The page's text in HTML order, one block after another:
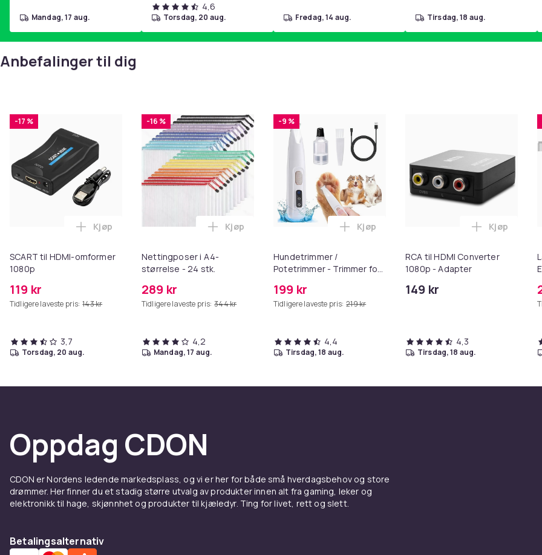
mandag, 17 aug.
4,6
torsdag, 20 aug. fredag, 14 aug. tirsdag, 18 aug.
Anbefalinger til dig
-17 %
SCART til HDMI-omformer
1080p
119 kr
Tidligere laveste pris: 143 kr
Legg SCART til HDMI-omformer 1080p i handlekurven
Kjøp
3,7
torsdag, 20 aug.
-16 %
Nettingposer i A4-
størrelse - 24 stk.
289 kr
Tidligere laveste pris: 344 kr
Legg Nettingposer i A4-størrelse - 24 stk. i handlekurven
Kjøp
4,2
mandag, 17 aug.
-9 %
Hundetrimmer /
Potetrimmer - Trimmer for
199 kr
Tidligere laveste pris: 219 kr
Legg Hundetrimmer / Potetrimmer -
Kjøp
4,4
tirsdag, 18 aug.
RCA til HDMI Converter
1080p - Adapter
149 kr
Legg RCA
Kjøp
4,3
tirsdag, 18 aug.
Oppdag CDON
CDON er Nordens ledende markedsplass, og vi er her for både små hverdagsbehov og store
drømmer. Her finner du et stadig større utvalg av produkter innen alt fra gaming, leker og
elektronikk til hage, skjønnhet og produkter til kjæledyr. Ting for livet, rett og slett.
Betalingsalternativ